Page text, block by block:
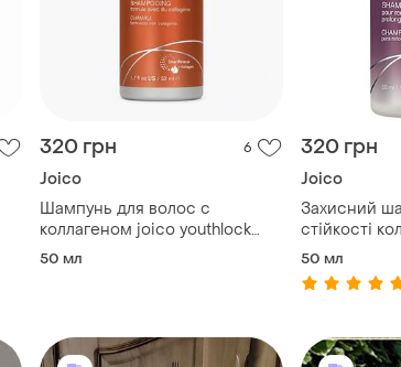
320 грн 6
Joico
Шампунь для волос с
коллагеном joico youthlock
shampoo formulated with
50 мл
320 грн
Joico
Захисний
стійкості
damage
50 ml
50 мл